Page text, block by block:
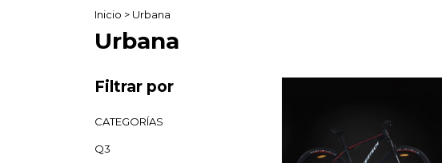
Inicio > Urbana
Urbana
Filtrar por
CATEGORÍAS
Q3